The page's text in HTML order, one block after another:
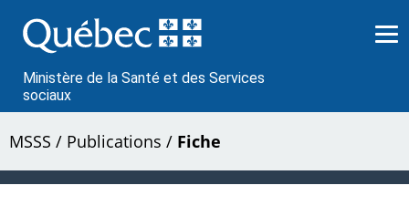
au
contenu
Ministère de la Santé et des Services
sociaux
MSSS / Publications / Fiche